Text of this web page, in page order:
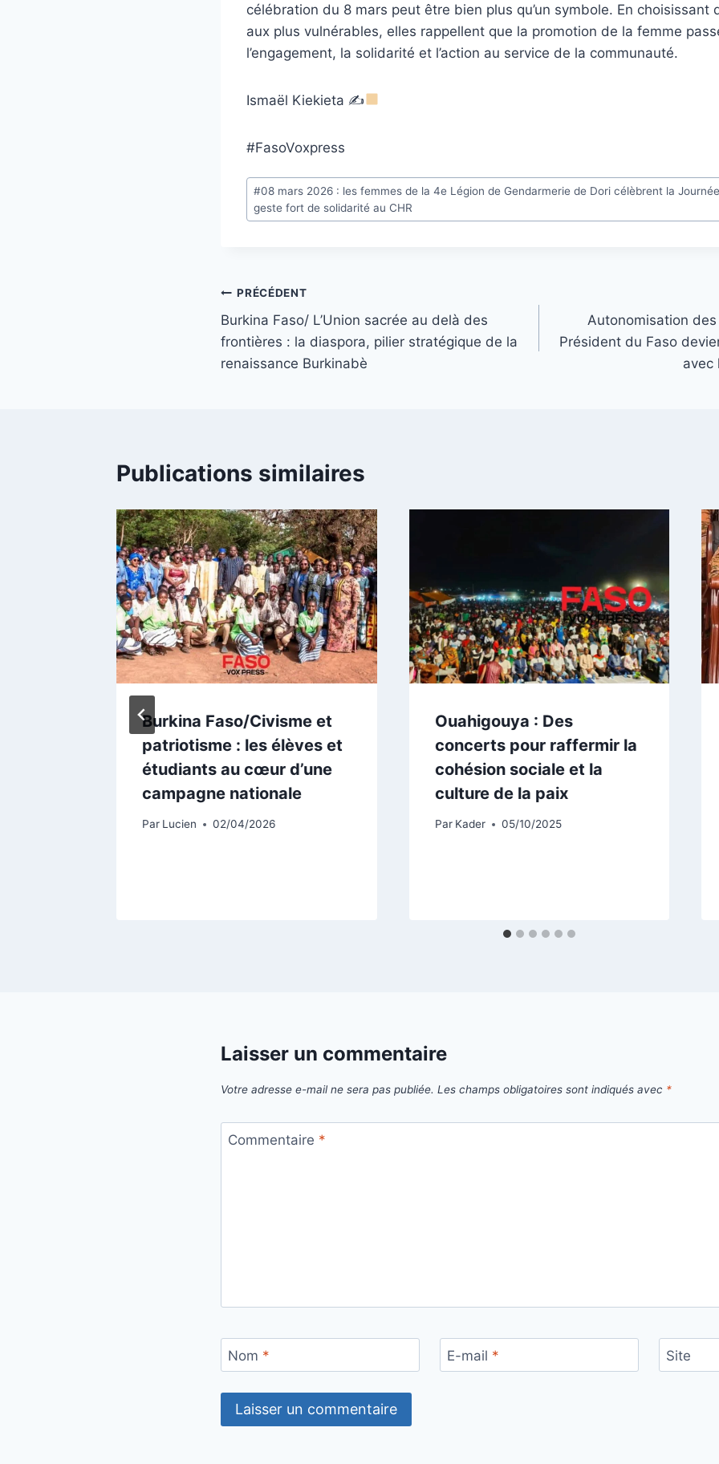
célébration du 8 mars peut être bien plus qu’un symbole. En choisissant
aux plus vulnérables, elles rappellent que la promotion de la femme
l’engagement, la solidarité et l’action au service de la communauté.
Ismaël Kiekieta ✍
#FasoVoxpress
Étiquettes
de
la
#08 mars 2026 : les femmes de la 4e Légion de Gendarmerie de Dori célèbrent la
geste fort de solidarité au CHR
Navigation
de
l’article
PRÉCÉDENT
Burkina Faso/ L’Union sacrée au delà des
frontières : la diaspora, pilier stratégique de la
renaissance Burkinabè
Autonomisation
Président du Faso
avec
Publications similaires
Burkina Faso/Civisme et
patriotisme : les élèves et
étudiants au cœur d’une
campagne nationale
Par Lucien 02/04/2026
Ouahigouya : Des
concerts pour raffermir la
cohésion sociale et la
culture de la paix
Par Kader 05/10/2025
Laisser un commentaire
Votre adresse e-mail ne sera pas publiée. Les champs obligatoires sont indiqués avec *
Commentaire *
Nom * E-mail * Site